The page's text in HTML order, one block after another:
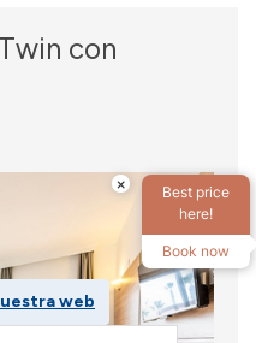
web
con
×
Best price
here!
Book now